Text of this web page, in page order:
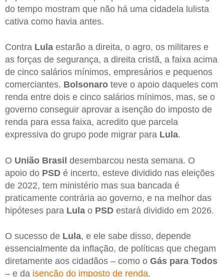
do tempo mostram que não há uma cidadela lulista
cativa como havia antes.
Contra Lula estarão a direita, o agro, os militares e
as forças de segurança, a direita cristã, a faixa acima
de cinco salários mínimos, empresários e pequenos
comerciantes. Bolsonaro teve o apoio daqueles com
renda entre dois e cinco salários mínimos, mas, se o
governo conseguir aprovar a isenção do imposto de
renda para essa faixa, acredito que parcela
expressiva do grupo pode migrar para Lula.
O União Brasil desembarcou nesta semana. O
apoio do PSD é incerto, esteve dividido nas eleições
de 2022, tem ministério mas sua bancada é
praticamente contrária ao governo, e na melhor das
hipóteses para Lula o PSD estará dividido em 2026.
O sucesso de Lula, e ele sabe disso, depende
essencialmente da inflação, de políticas que chegam
diretamente aos cidadãos – como o Gás para Todos
– e da isenção do imposto de renda.